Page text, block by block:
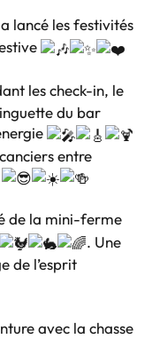
lancé les festivités
les check-in, le
du bar
entre
de la mini-ferme
. Une
de l’esprit
avec la chasse